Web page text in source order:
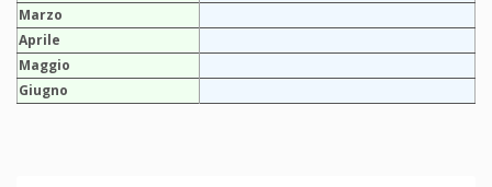
Marzo
Aprile
Maggio
Giugno